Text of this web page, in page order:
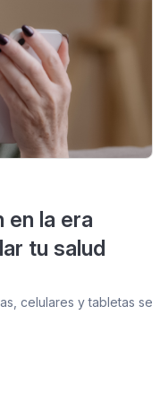
en la era
tu salud
celulares y tabletas se